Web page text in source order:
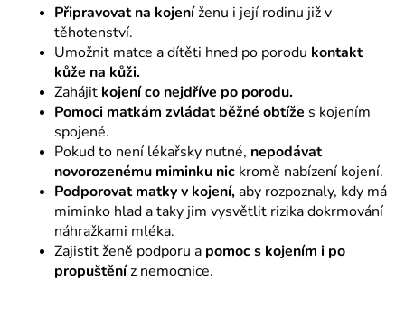
Připravovat na kojeníženu i její rodinu již v
těhotenství.
Umožnit matce a dítěti hned po porodu kontakt
kůže na kůži.
Zahájit kojení co nejdříve po porodu.
Pomoci matkám zvládat běžné obtíže s kojením
spojené.
Pokud to není lékařsky nutné, nepodávat
novorozenému miminku nic kromě nabízení kojení.
Podporovat matky v kojení,aby rozpoznaly, kdy má
miminko hlad a taky jim vysvětlit rizika dokrmování
náhražkami mléka.
Zajistit ženě podporu a pomoc s kojením i po
propuštěníz nemocnice.